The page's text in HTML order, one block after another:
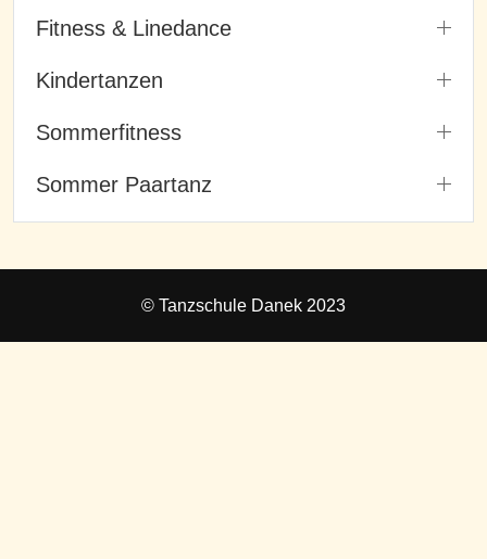
Fitness & Linedance
Kindertanzen
Sommerfitness
Sommer Paartanz
© Tanzschule Danek 2023